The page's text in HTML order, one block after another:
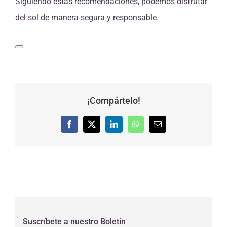
del sol de manera segura y responsable.
¡Compártelo!
Facebook
X LinkedInWhatsAppCorreo
Suscríbete a nuestro Boletín